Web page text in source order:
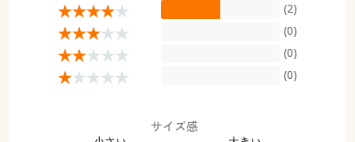
(2)
(0)
(0)
(0)
サイズ感